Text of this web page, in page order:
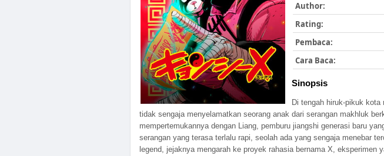
Author:
Rating:
Pembaca:
Cara Baca:
Sinopsis
Di tengah hiruk-pikuk
tidak sengaja menyelamatkan seorang anak dari serangan makhluk
mempertemukannya dengan Liang, pemburu jiangshi generasi baru
serangan yang terasa terlalu rapi, seolah ada yang sengaja menebar
legend, jejaknya mengarah ke proyek rahasia bernama X,